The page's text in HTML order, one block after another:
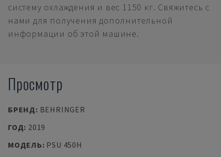
систему охлаждения и вес 1150 кг. Свяжитесь с
нами для получения дополнительной
информации об этой машине.
Просмотр
БРЕНД: BEHRINGER
ГОД: 2019
МОДЕЛЬ: PSU 450H